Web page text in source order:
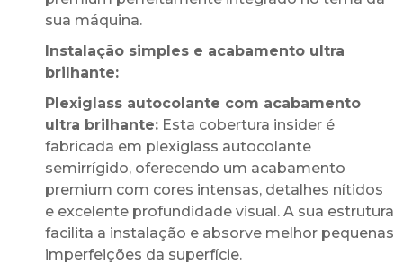
sua máquina.
Instalação simples e acabamento ultra
brilhante:
Plexiglass autocolante com acabamento
ultra brilhante: Esta cobertura insider é
fabricada em plexiglass autocolante
semirrígido, oferecendo um acabamento
premium com cores intensas, detalhes nítidos
e excelente profundidade visual. A sua estrutura
facilita a instalação e absorve melhor pequenas
imperfeições da superfície.